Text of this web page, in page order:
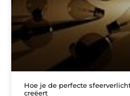
Hoe je de perfecte
creëert